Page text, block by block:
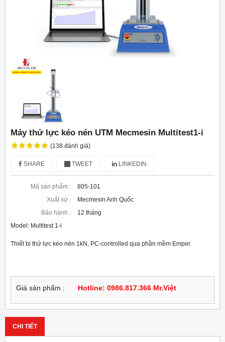
Máy thử lực kéo nén UTM Mecmesin Multitest1-i
(138 đánh giá)
SHARE TWEET LINKEDIN
Mã sản phẩm :
805-101
Xuất xứ :
Mecmesin Anh Quốc
Bảo hành :
12 tháng
Model: Multitest 1-i
Thiết bị thử lực kéo nén 1kN, PC-controlled qua phần mềm Emper.
Giá sản phẩm : Hotline: 0986.817.366 Mr.Việt
CHI TIẾT